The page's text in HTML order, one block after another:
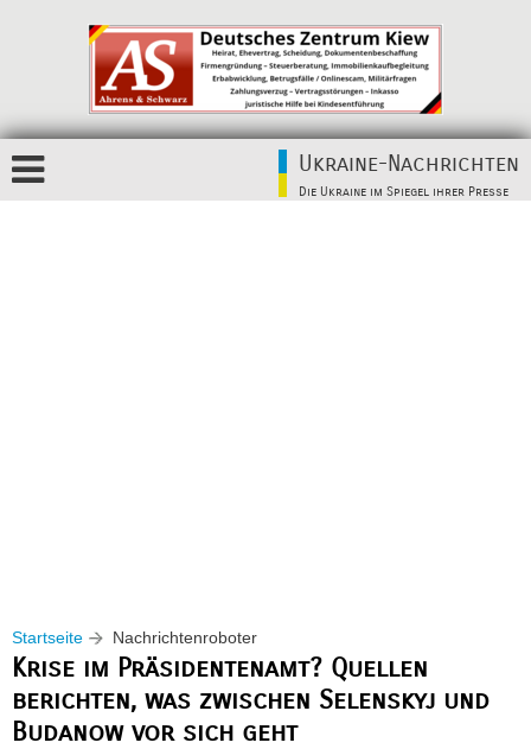
Ukraine-Nachrichten
Die Ukraine im Spiegel ihrer Presse
Startseite Nachrichtenroboter
Krise im Präsidentenamt? Quellen
berichten, was zwischen Selenskyj und
Budanow vor sich geht